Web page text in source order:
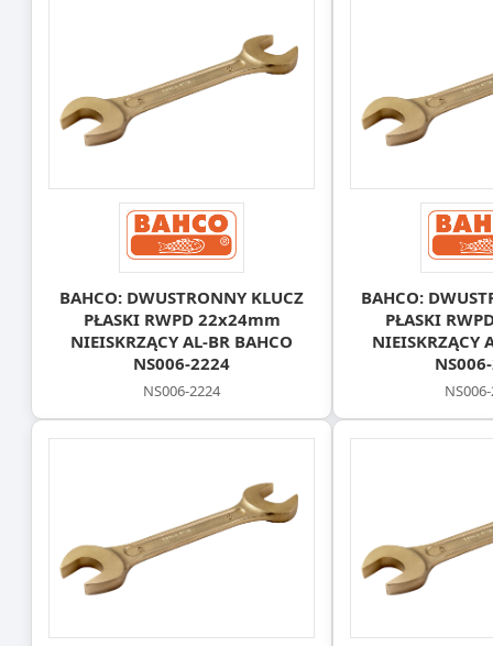
BAHCO: DWUSTRONNY KLUCZ
PŁASKI RWPD 22x24mm
NIEISKRZĄCY AL-BR BAHCO
NS006-2224
NS006-2224
BAHCO:
PŁASKI
NIEISKRZĄCY